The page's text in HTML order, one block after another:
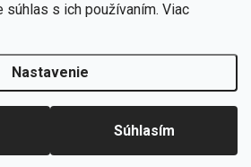
súhlas s ich používaním. Viac
Nastavenie
Súhlasím
Vytvoril Shoptet
. Všetky práva vyhradené.Upraviť nastavenie